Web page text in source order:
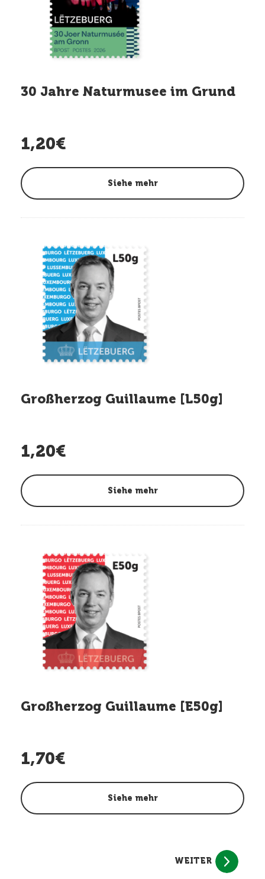
30 Jahre Naturmusee im Grund
1,20€
Siehe mehr
Großherzog Guillaume [L50g]
1,20€
Siehe mehr
Großherzog Guillaume [E50g]
1,70€
Siehe mehr
WEITER